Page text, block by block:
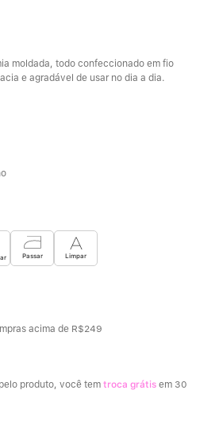
moldada, todo confeccionado em fio
e agradável de usar no dia a dia.
Passar Limpar
acima de R$249
produto, você tem troca grátis em 30